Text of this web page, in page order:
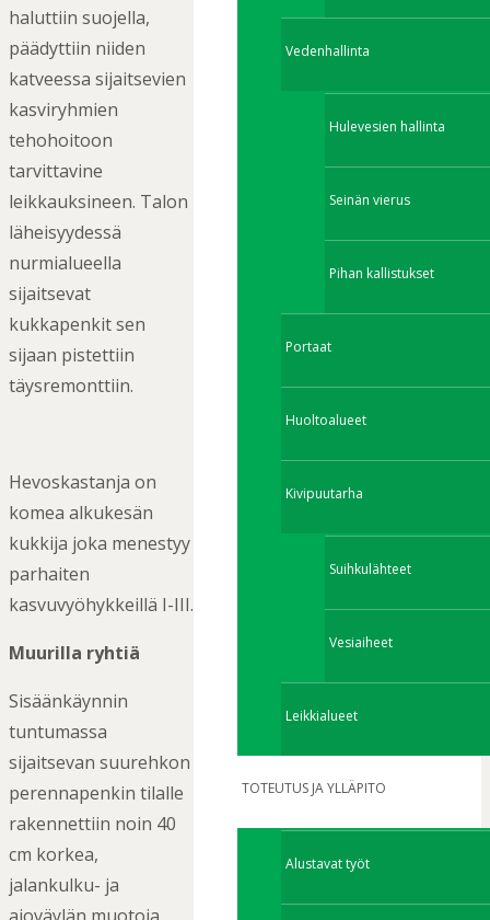
Vedenhallinta
Hulevesien hallinta
Seinän vierus
Pihan kallistukset
Portaat
Huoltoalueet
Kivipuutarha
Suihkulähteet
Vesiaiheet
Leikkialueet
TOTEUTUS JA YLLÄPITO
Alustavat työt
haluttiin suojella,
päädyttiin niiden
katveessa sijaitsevien
kasviryhmien
tehohoitoon
tarvittavine
leikkauksineen. Talon
läheisyydessä
nurmialueella
sijaitsevat
kukkapenkit sen
sijaan pistettiin
täysremonttiin.
Hevoskastanja on
komea alkukesän
kukkija joka menestyy
parhaiten
kasvuvyöhykkeillä I-III.
Muurilla ryhtiä
Sisäänkäynnin
tuntumassa
sijaitsevan suurehkon
perennapenkin tilalle
rakennettiin noin 40
cm korkea,
jalankulku- ja